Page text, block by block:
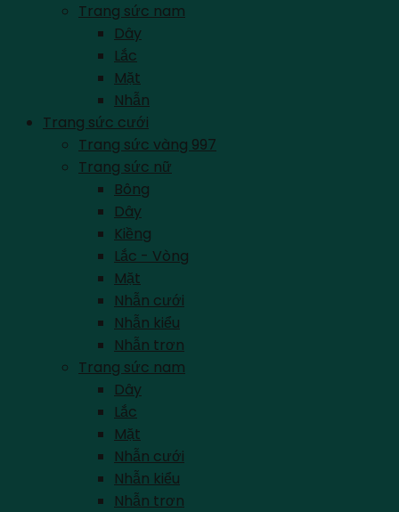
Trang sức nam
Dây
Lắc
Mặt
Nhẫn
Trang sức cưới
Trang sức vàng 997
Trang sức nữ
Bông
Dây
Kiềng
Lắc - Vòng
Mặt
Nhẫn cưới
Nhẫn kiểu
Nhẫn trơn
Trang sức nam
Dây
Lắc
Mặt
Nhẫn cưới
Nhẫn kiểu
Nhẫn trơn